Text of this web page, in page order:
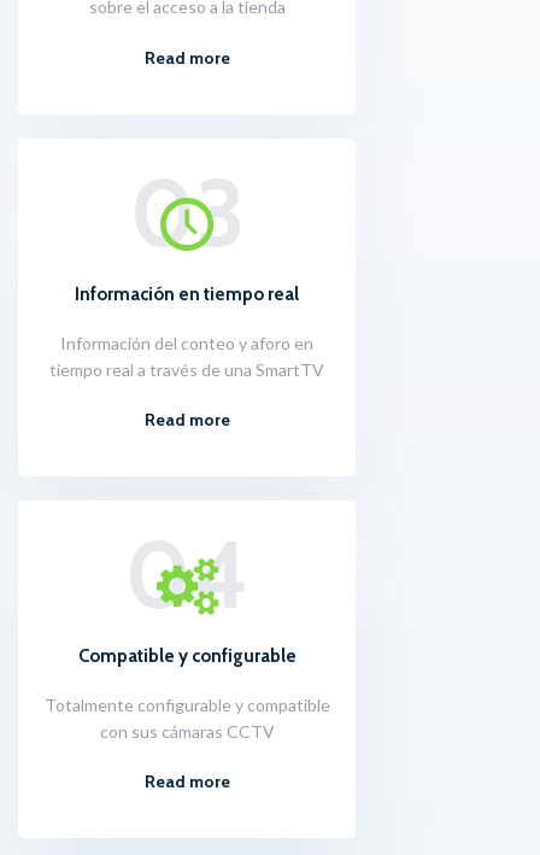
sobre el acceso a la tienda
Read more
03
Información en tiempo real
Información del conteo y aforo en
tiempo real a través de una SmartTV
Read more
04
Compatible y configurable
Totalmente configurable y compatible
con sus cámaras CCTV
Read more